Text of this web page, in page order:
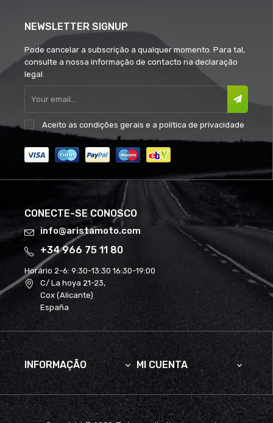
NEWSLETTER SIGNUP
Pode cancelar a subscrição a qualquer momento. Para tal,
consulte a nossa informação de contacto na declaração
legal.
Aceito as condições gerais e a política de privacidade
CONECTE-SE CONOSCO
info@aristamoto.com
+34 966 75 11 80
Horário 2-6: 9:30-13:30 16:30-19:00
C/ La hoya 21-23,
Cox (Alicante)
España
INFORMAÇÃO  MI CUENTA 